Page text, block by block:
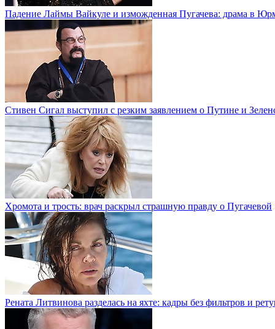
Падение Лаймы Вайкуле и изможденная Пугачева: драма в
Стивен Сигал выступил с резким заявлением о Путине и
Хромота и трость: врач раскрыл страшную правду о Пугачевой
Рената Литвинова разделась на яхте: кадры без фильтров и